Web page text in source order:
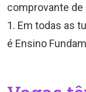
comprovante de
1. Em todas as
é Ensino